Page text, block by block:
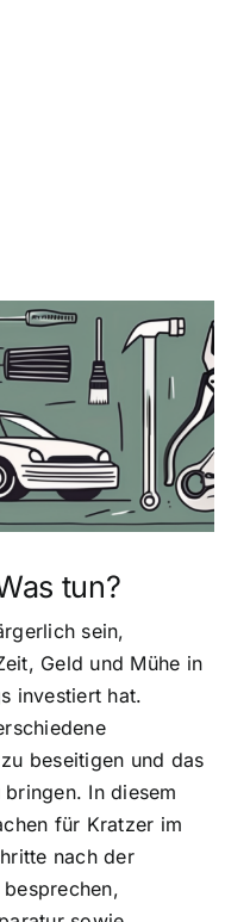
tun?
sein,
Geld und Mühe in
investiert hat.
beseitigen und das
In diesem
für Kratzer im
nach der